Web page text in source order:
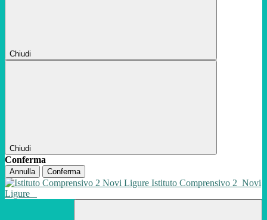
Chiudi
Chiudi
Conferma
Annulla Conferma
Istituto Comprensivo 2 Novi
Ligure